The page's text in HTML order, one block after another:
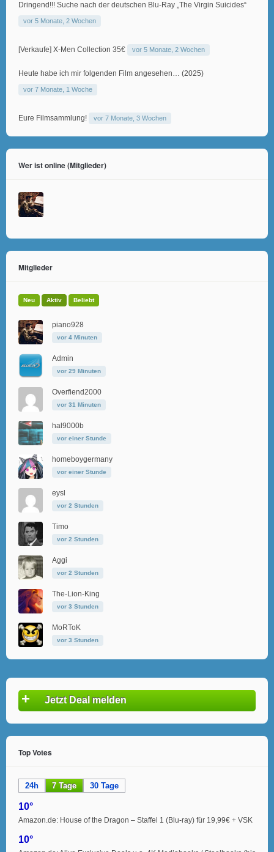
Dringend!!! Suche nach der deutschen Blu-Ray „The Virgin Suicides“
vor 5 Monate, 2 Wochen
[Verkaufe] X-Men Collection 35€ vor 5 Monate, 2 Wochen
Heute habe ich mir folgenden Film angesehen… (2025)
vor 7 Monate, 1 Woche
Eure Filmsammlung! vor 7 Monate, 3 Wochen
Wer ist online (Mitglieder)
Mitglieder
Neu Aktiv Beliebt
piano928
vor 4 Minuten
Admin
vor 29 Minuten
Overfiend2000
vor 31 Minuten
hal9000b
vor einer Stunde
homeboygermany
vor einer Stunde
eysl
vor 2 Stunden
Timo
vor 2 Stunden
Aggi
vor 3 Stunden
The-Lion-King
vor 3 Stunden
MoRToK
vor 3 Stunden
+ Jetzt Deal melden
Top Votes
24h 7 Tage 30 Tage
10°
Amazon.de: House of the Dragon – Staffel 1 (Blu-ray) für 19,99€ + VSK
10°